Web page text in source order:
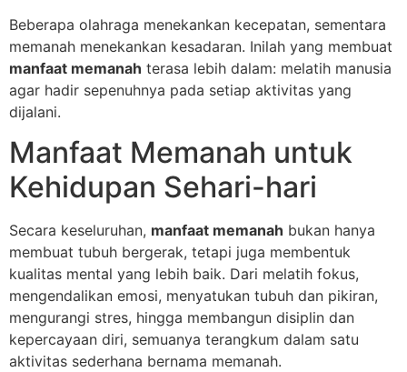
Beberapa olahraga menekankan kecepatan, sementara
memanah menekankan kesadaran. Inilah yang membuat
manfaat memanah terasa lebih dalam: melatih manusia
agar hadir sepenuhnya pada setiap aktivitas yang
dijalani.
Manfaat Memanah untuk
Kehidupan Sehari-hari
Secara keseluruhan, manfaat memanah bukan hanya
membuat tubuh bergerak, tetapi juga membentuk
kualitas mental yang lebih baik. Dari melatih fokus,
mengendalikan emosi, menyatukan tubuh dan pikiran,
mengurangi stres, hingga membangun disiplin dan
kepercayaan diri, semuanya terangkum dalam satu
aktivitas sederhana bernama memanah.